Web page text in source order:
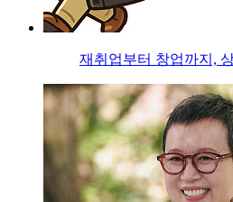
재취업부터 창업까지,